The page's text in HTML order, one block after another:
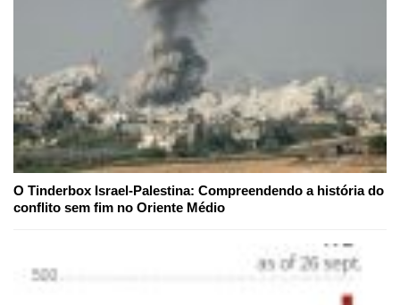
O Tinderbox Israel-Palestina: Compreendendo a história do
conflito sem fim no Oriente Médio